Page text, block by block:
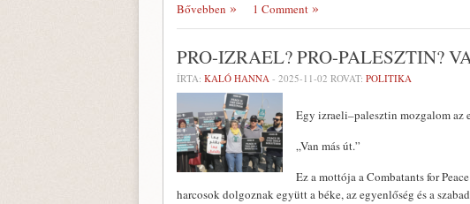
Bővebben 1 Comment
PRO-IZRAEL? PRO-PALESZTIN?
ÍRTA: KALÓ HANNA - 2025-11-02 ROVAT: POLITIKA
Egy izraeli–palesztin mozgalom az
„Van más út.”
Ez a mottója a Combatants for
harcosok dolgoznak együtt a béke, az egyenlőség és a